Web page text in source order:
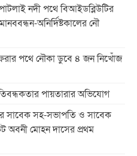
নদী পথে বিআইডব্লিউটির
অনির্দিষ্টকালের নৌ
পথে নৌকা ডুবে ৪ জন নিখোঁজ
পায়তারার অভিযোগ
সাবেক সহ-সভাপতি ও সাবেক
অবনী মোহন দাসের প্রথম